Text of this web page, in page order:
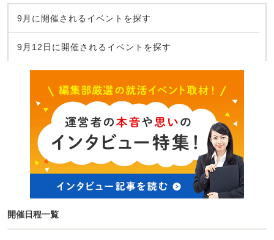
9月に開催されるイベントを探す
9月12日に開催されるイベントを探す
開催日程一覧